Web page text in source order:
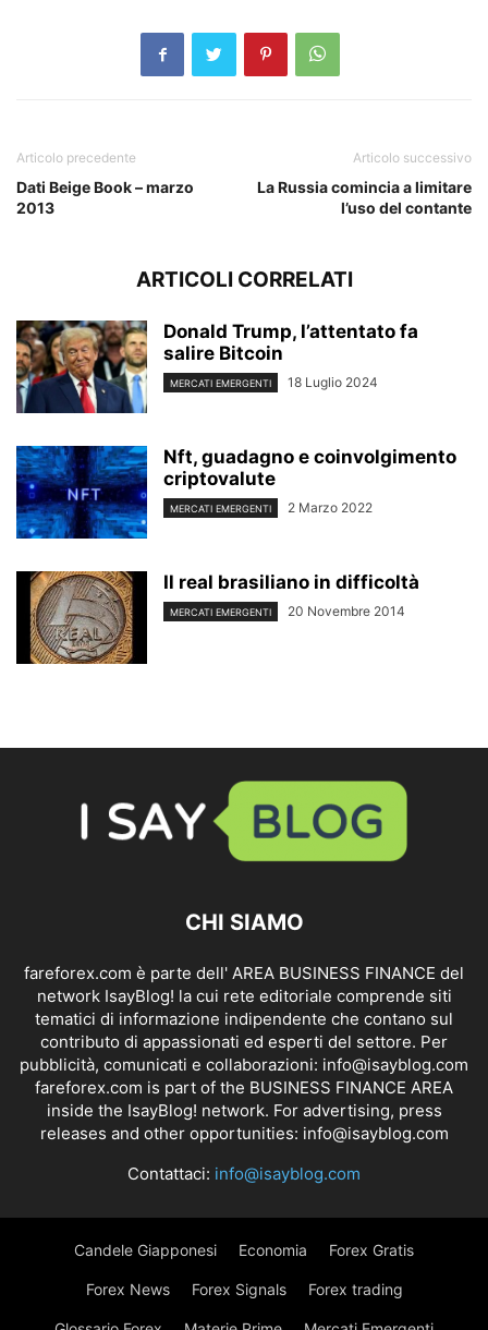
Articolo precedente
Dati Beige Book – marzo
2013
Articolo successivo
La Russia comincia a limitare
l’uso del contante
ARTICOLI CORRELATI
Donald Trump, l’attentato fa
salire Bitcoin
MERCATI EMERGENTI 18 Luglio 2024
Nft, guadagno e coinvolgimento
criptovalute
MERCATI EMERGENTI 2 Marzo 2022
Il real brasiliano in difficoltà
MERCATI EMERGENTI 20 Novembre 2014
CHI SIAMO
fareforex.com è parte dell' AREA BUSINESS FINANCE del
network IsayBlog! la cui rete editoriale comprende siti
tematici di informazione indipendente che contano sul
contributo di appassionati ed esperti del settore. Per
pubblicità, comunicati e collaborazioni: info@isayblog.com
fareforex.com is part of the BUSINESS FINANCE AREA
inside the IsayBlog! network. For advertising, press
releases and other opportunities: info@isayblog.com
Contattaci: info@isayblog.com
Candele Giapponesi Economia Forex Gratis
Forex News Forex Signals Forex trading